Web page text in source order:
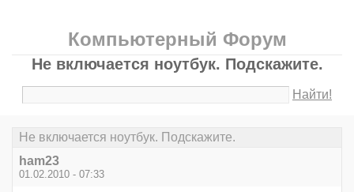
Компьютерный Форум
Не включается ноутбук. Подскажите.
Найти!
Не включается ноутбук. Подскажите.
ham23
01.02.2010 - 07:33